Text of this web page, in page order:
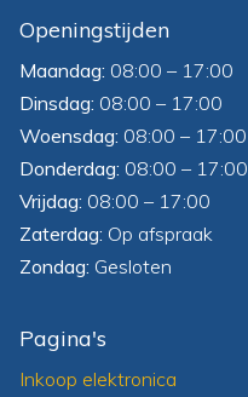
Openingstijden
Maandag: 08:00 – 17:00
Dinsdag: 08:00 – 17:00
Woensdag: 08:00 – 17:00
Donderdag: 08:00 – 17:00
Vrijdag: 08:00 – 17:00
Zaterdag: Op afspraak
Zondag: Gesloten
Pagina's
Inkoop elektronica